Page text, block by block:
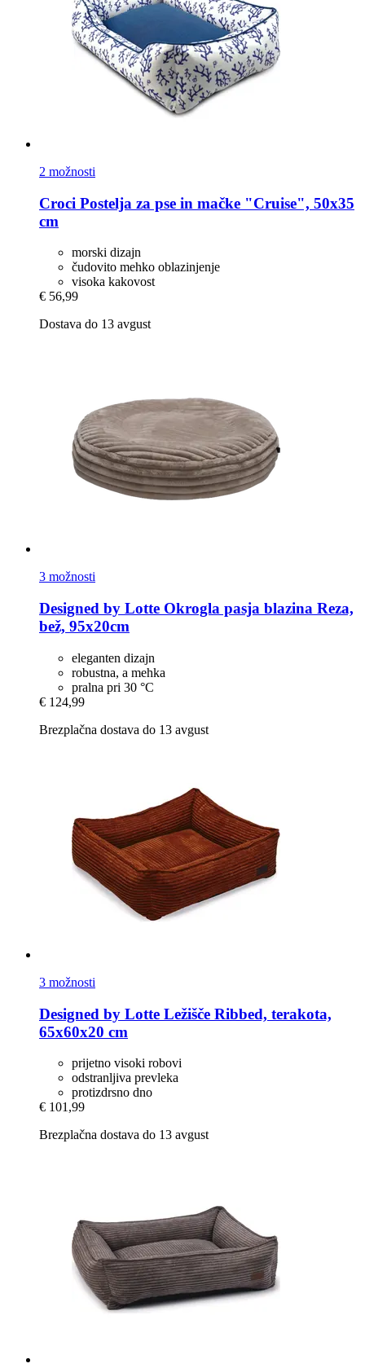
2 možnosti
Croci Postelja za pse in mačke "Cruise", 50x35
cm
morski dizajn
čudovito mehko oblazinjenje
visoka kakovost
€ 56,99
Dostava do 13 avgust
3 možnosti
Designed by Lotte Okrogla pasja blazina Reza,
bež, 95x20cm
eleganten dizajn
robustna, a mehka
pralna pri 30 °C
€ 124,99
Brezplačna dostava do 13 avgust
3 možnosti
Designed by Lotte Ležišče Ribbed, terakota,
65x60x20 cm
prijetno visoki robovi
odstranljiva prevleka
protizdrsno dno
€ 101,99
Brezplačna dostava do 13 avgust